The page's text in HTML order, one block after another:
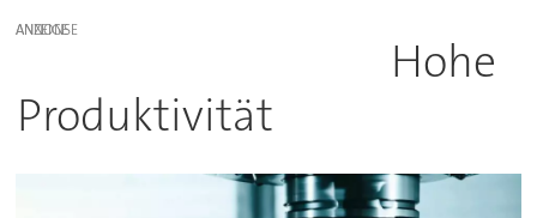
ANZEIGE
Hohe
Produktivität